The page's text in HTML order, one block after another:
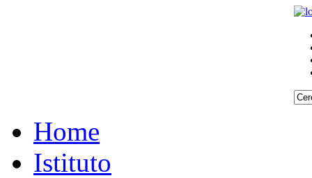
Home
Istituto